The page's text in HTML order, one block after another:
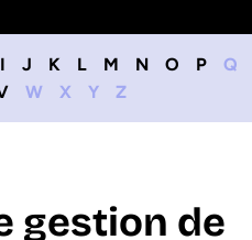
I J K L M N O P
Q
W X Y Z
gestion de